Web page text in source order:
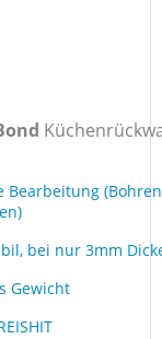
Bearbeitung
bei nur 3mm
Gewicht